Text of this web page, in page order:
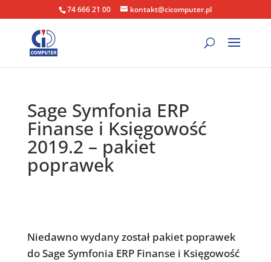
74 666 21 00 kontakt@cicomputer.pl
Sage Symfonia ERP
Finanse i Księgowość
2019.2 – pakiet
poprawek
Niedawno wydany został pakiet poprawek
do Sage Symfonia ERP Finanse i Księgowość